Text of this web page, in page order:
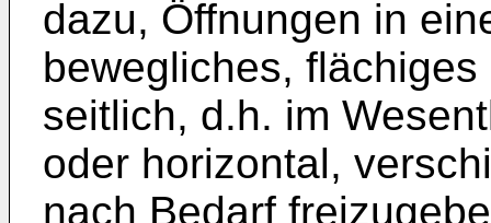
dazu, Öffnungen in
bewegliches,
seitlich, d.h. im
oder horizontal,
nach Bedarf